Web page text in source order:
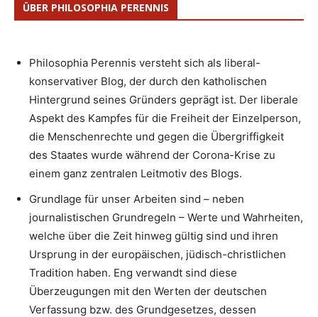
ÜBER PHILOSOPHIA PERENNIS
Philosophia Perennis versteht sich als liberal-
konservativer Blog, der durch den katholischen
Hintergrund seines Gründers geprägt ist. Der liberale
Aspekt des Kampfes für die Freiheit der Einzelperson,
die Menschenrechte und gegen die Übergriffigkeit
des Staates wurde während der Corona-Krise zu
einem ganz zentralen Leitmotiv des Blogs.
Grundlage für unser Arbeiten sind – neben
journalistischen Grundregeln – Werte und Wahrheiten,
welche über die Zeit hinweg gültig sind und ihren
Ursprung in der europäischen, jüdisch-christlichen
Tradition haben. Eng verwandt sind diese
Überzeugungen mit den Werten der deutschen
Verfassung bzw. des Grundgesetzes, dessen